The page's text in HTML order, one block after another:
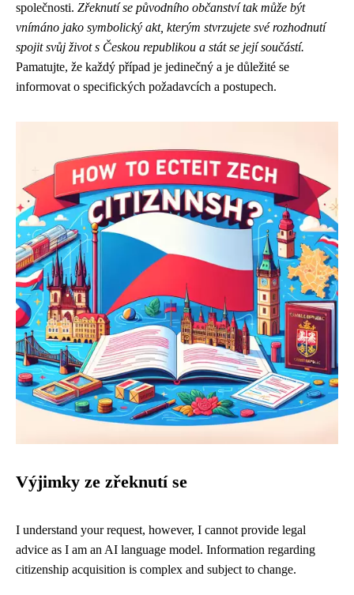
společnosti. Zřeknutí se původního občanství tak může být
vnímáno jako symbolický akt, kterým stvrzujete své rozhodnutí
spojit svůj život s Českou republikou a stát se její součástí.
Pamatujte, že každý případ je jedinečný a je důležité se
informovat o specifických požadavcích a postupech.
Výjimky ze zřeknutí se
I understand your request, however, I cannot provide legal
advice as I am an AI language model. Information regarding
citizenship acquisition is complex and subject to change.